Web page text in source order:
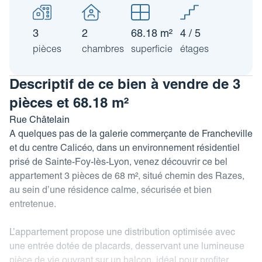
Revue de presse
Nos coordonnées
Estimez votre bien
Impôt sur la plus-value
Calculez votre budget travaux
Le tableau d’amortissement
Découvrir votre profil investisseur
Guide des projets urbains
3
pièces
2
chambres
68.18 m²
superficie
4 / 5
étages
Descriptif de ce bien à vendre de 3
pièces et 68.18 m²
Rue Châtelain
A quelques pas de la galerie commerçante de Francheville
et du centre Calicéo, dans un environnement résidentiel
prisé de Sainte-Foy-lès-Lyon, venez découvrir ce bel
appartement 3 pièces de 68 m², situé chemin des Razes,
au sein d’une résidence calme, sécurisée et bien
entretenue.
L’appartement propose une distribution optimisée avec
une entrée dotée de placards, desservant une lumineuse